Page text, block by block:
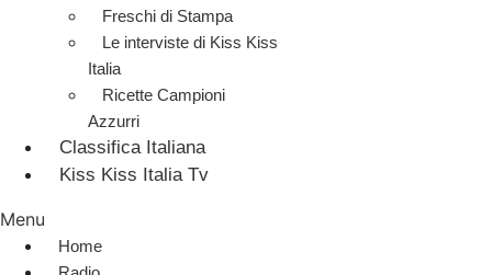
Freschi di Stampa
Le interviste di Kiss Kiss
Italia
Ricette Campioni
Azzurri
Classifica Italiana
Kiss Kiss Italia Tv
Menu
Home